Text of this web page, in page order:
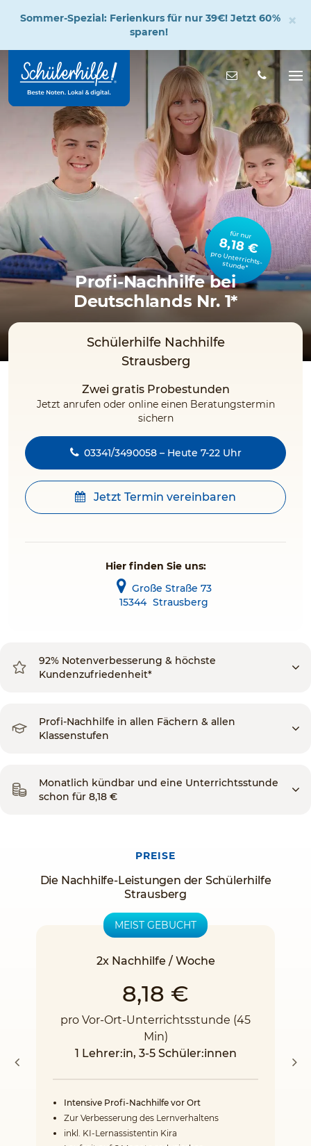
Hauptinhalt
Nachricht
für nur
8,18 €
pro Unterrichts­stunde*
Profi-Nachhilfe bei
Deutschlands Nr. 1*
Schülerhilfe Nachhilfe
Strausberg
Zwei gratis Probestunden
Jetzt anrufen oder online einen Beratungstermin
sichern
03341/3490058 – Heute 7-22 Uhr
Jetzt Termin vereinbaren
Hier finden Sie uns:
Große Straße 73
15344 Strausberg
Sommer-Spezial: Ferienkurs für nur 39€! Jetzt 60%
sparen!
×
92% Notenverbesserung & höchste
Kundenzufriedenheit*
Profi-Nachhilfe in allen Fächern & allen
Klassenstufen
Monatlich kündbar und eine Unterrichtsstunde
schon für 8,18 €
PREISE
Die Nachhilfe-Leistungen der Schülerhilfe
Strausberg
MEIST GEBUCHT
2x Nachhilfe / Woche
8,18 €
pro Vor-Ort-Unterrichtsstunde (45
Min)
1 Lehrer:in, 3-5 Schüler:innen
Intensive Profi-Nachhilfe vor Ort
Zur Verbesserung des Lernverhaltens
inkl. KI-Lernassistentin Kira